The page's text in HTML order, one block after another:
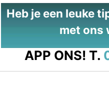
Heb je een leuke
met ons
APP ONS! T.